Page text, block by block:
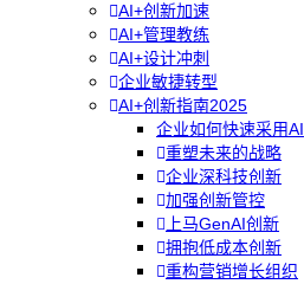
AI+创新加速
AI+管理教练
AI+设计冲刺
企业敏捷转型
AI+创新指南2025
企业如何快速采用AI
重塑未来的战略
企业深科技创新
加强创新管控
上马GenAI创新
拥抱低成本创新
重构营销增长组织